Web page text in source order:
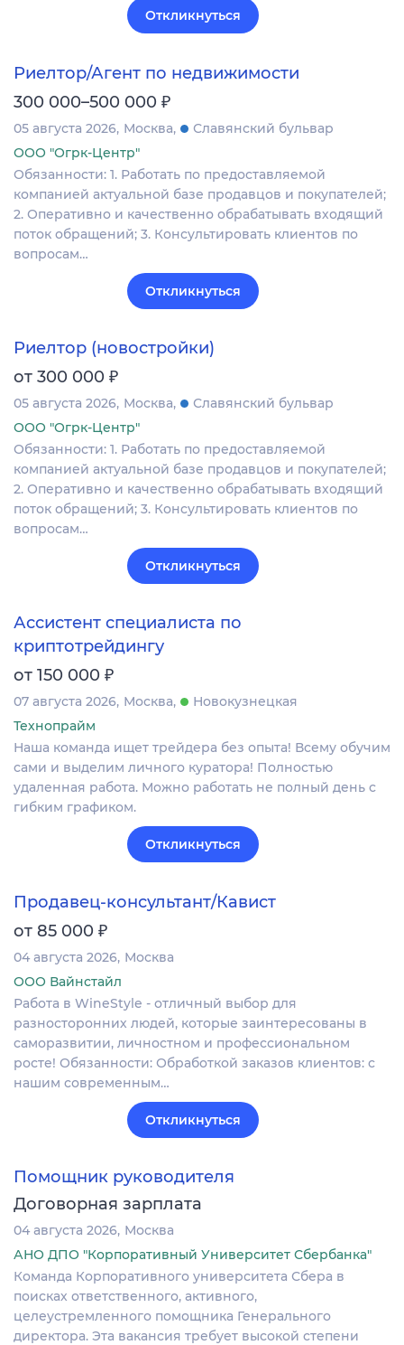
Откликнуться
Риелтор/Агент по недвижимости
300 000–500 000 ₽
05 августа 2026 Москва
Славянский бульвар
ООО "Огрк-Центр"
Обязанности: 1. Работать по предоставляемой
компанией актуальной базе продавцов и покупателей;
2. Оперативно и качественно обрабатывать входящий
поток обращений; 3. Консультировать клиентов по
вопросам…
Откликнуться
Риелтор (новостройки)
от 300 000 ₽
05 августа 2026 Москва
Славянский бульвар
ООО "Огрк-Центр"
Обязанности: 1. Работать по предоставляемой
компанией актуальной базе продавцов и покупателей;
2. Оперативно и качественно обрабатывать входящий
поток обращений; 3. Консультировать клиентов по
вопросам…
Откликнуться
Ассистент специалиста по
криптотрейдингу
от 150 000 ₽
07 августа 2026 Москва
Новокузнецкая
Технопрайм
Наша команда ищет трейдера без опыта! Всему обучим
сами и выделим личного куратора! Полностью
удаленная работа. Можно работать не полный день с
гибким графиком.
Откликнуться
Продавец-консультант/Кавист
от 85 000 ₽
04 августа 2026 Москва
ООО Вайнстайл
Работа в WineStyle - отличный выбор для
разносторонних людей, которые заинтересованы в
саморазвитии, личностном и профессиональном
росте! Обязанности: Обработкой заказов клиентов: с
нашим современным…
Откликнуться
Помощник руководителя
Договорная зарплата
04 августа 2026 Москва
АНО ДПО "Корпоративный Университет Сбербанка"
Команда Корпоративного университета Сбера в
поисках ответственного, активного,
целеустремленного помощника Генерального
директора. Эта вакансия требует высокой степени